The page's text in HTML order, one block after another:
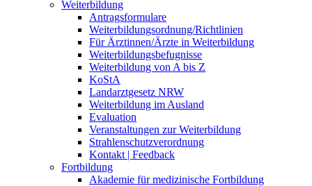
Weiterbildung
Antragsformulare
Weiterbildungsordnung/Richtlinien
Für Ärztinnen/Ärzte in Weiterbildung
Weiterbildungsbefugnisse
Weiterbildung von A bis Z
KoStA
Landarztgesetz NRW
Weiterbildung im Ausland
Evaluation
Veranstaltungen zur Weiterbildung
Strahlenschutzverordnung
Kontakt | Feedback
Fortbildung
Akademie für medizinische Fortbildung